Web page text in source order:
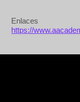
Enlaces
https://